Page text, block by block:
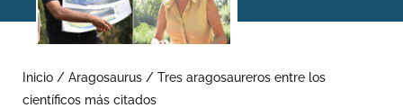
científicos más citados
Inicio / Aragosaurus / Tres aragosaureros entre los
científicos más citados